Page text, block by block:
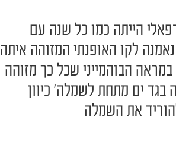
הייתה כמו כל שנה עם
לקו האופנתי המזוהה איתה
הבוהמייני שכל כך מזוהה
ים מתחת לשמלה' כיוון
את השמלה